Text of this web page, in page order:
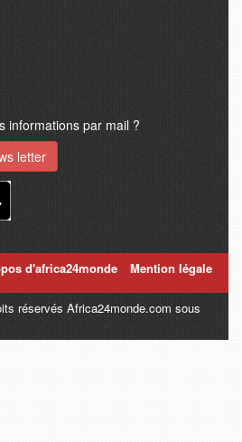
informations par mail ?
letter
d'africa24monde Mention légale
réservés Africa24monde.com sous